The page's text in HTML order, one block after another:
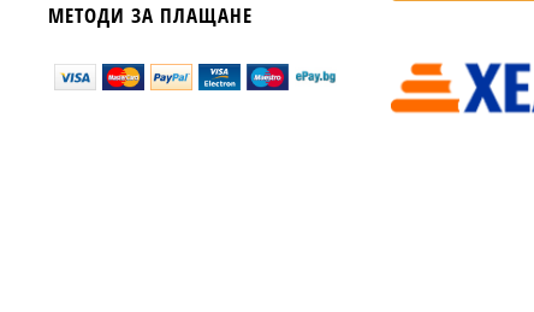
МЕТОДИ ЗА ПЛАЩАНЕ